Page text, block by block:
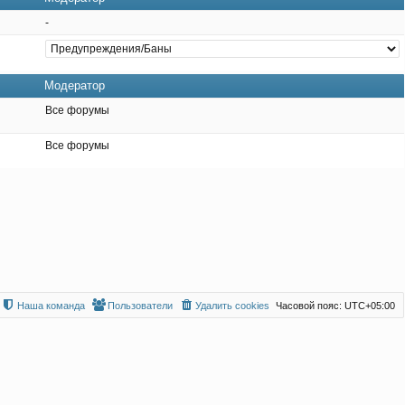
-
Модератор
Все форумы
Все форумы
Часовой пояс: UTC+05:00
Удалить cookies
Пользователи
Наша команда